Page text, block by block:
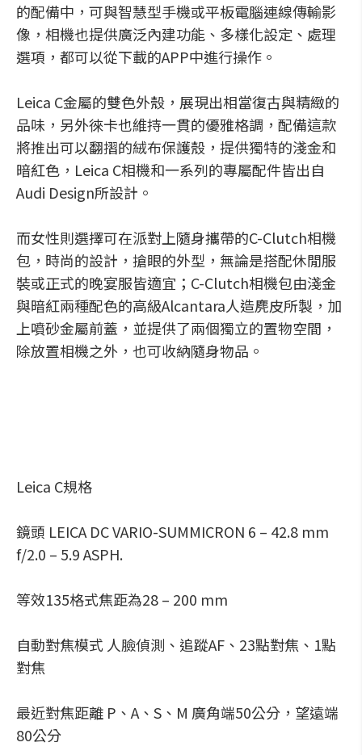
的配備中，可與智慧型手機或平板電腦連線傳輸影
像，相機也提供廣泛內建功能、多樣化設定、處理
選項，都可以從下載的APP中進行操作。
Leica C金屬的雙色外殼，展現出相當復古與精緻的
品味，另外徠卡也維持一貫的優雅格調，配備這款
將推出可以翻摺的絨布保護殼，提供獨特的淺金和
暗紅色，Leica C相機和一系列的專屬配件皆出自
Audi Design所設計。
而女性則選擇可在派對上隨身攜帶的C-Clutch相機
包，時尚的設計，搶眼的外型，無論是搭配休閒服
裝或正式的晚宴服皆適宜；C-Clutch相機包由淺金
與暗紅兩種配色的高級Alcantara人造麂皮所製，加
上噴砂金屬前蓋，並提供了兩個獨立的置物空間，
除放置相機之外，也可收納隨身物品。
Leica C規格
鏡頭 LEICA DC VARIO-SUMMICRON 6 – 42.8 mm
f/2.0 – 5.9 ASPH.
等效135格式焦距為28 – 200 mm
自動對焦模式 人臉偵測、追蹤AF、23點對焦、1點
對焦
最近對焦距離 P、A、S、M 廣角端50公分，望遠端
80公分